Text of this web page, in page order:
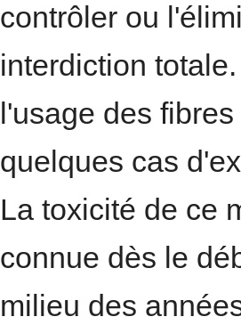
contrôler ou
interdiction
l'usage des
quelques cas
La toxicité de ce
connue dès le
milieu des